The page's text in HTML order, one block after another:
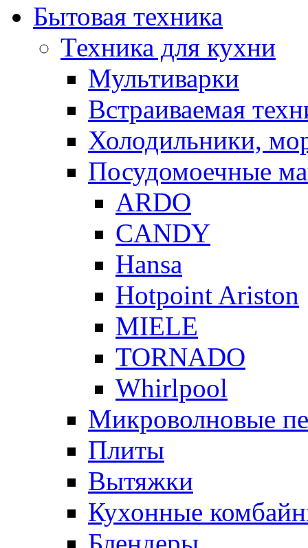
Бытовая техника
Техника для кухни
Мультиварки
Встраиваемая
Холодильники,
Посудомоечные
ARDO
CANDY
Hansa
Hotpoint Ariston
MIELE
TORNADO
Whirlpool
Микроволновые
Плиты
Вытяжки
Кухонные